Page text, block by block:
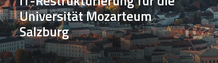
Universität Mozarteum
Salzburg